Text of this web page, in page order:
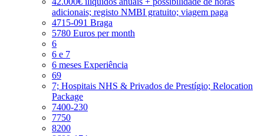
adicionais; registo NMBI gratuito; viagem paga
4715-091 Braga
5780 Euros per month
6
6 e 7
6 meses Experiência
69
7; Hospitais NHS & Privados de Prestígio; Relocation
Package
7400-230
7750
8200